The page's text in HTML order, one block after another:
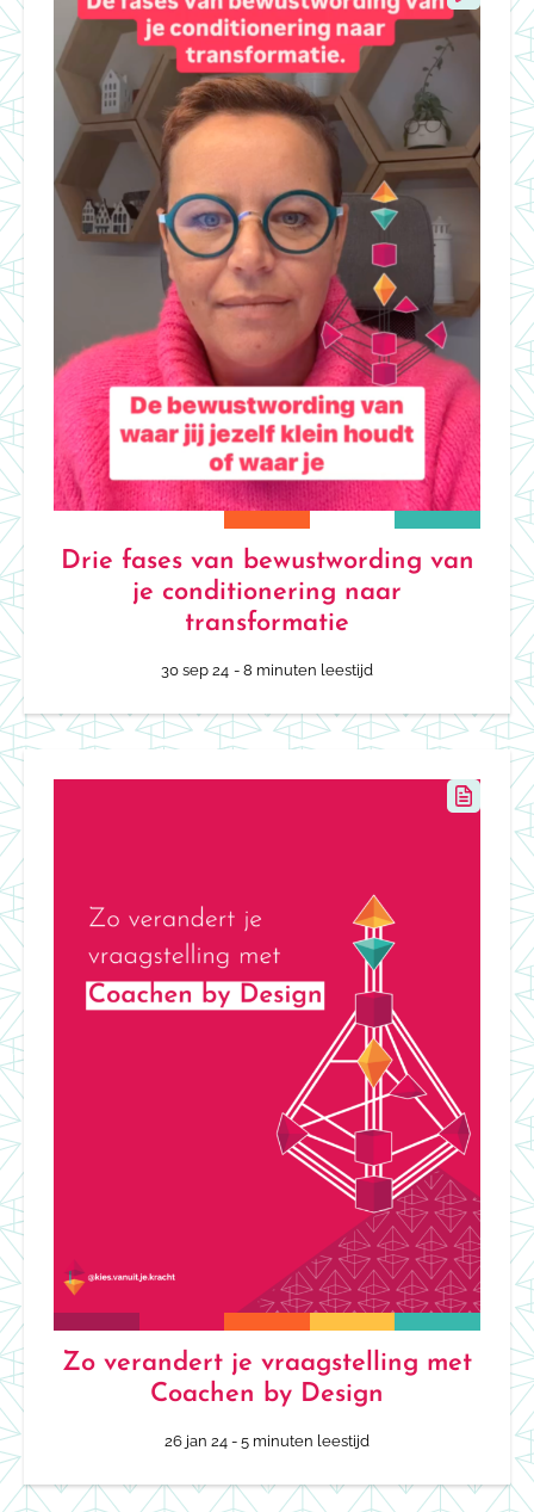
Drie fases van bewustwording van
je conditionering naar
transformatie
30 sep 24 - 8 minuten leestijd
Zo verandert je vraagstelling met
Coachen by Design
26 jan 24 - 5 minuten leestijd